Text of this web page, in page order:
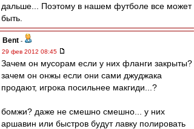
дальше... Поэтому в нашем футболе все может
быть.
Bent -
29 фев 2012 08:45
Зачем он мусорам если у них фланги закрыты?
зачем он онжы если они сами джуджака
продают, игрока посильнее макгиди...?
бомжи? даже не смешно смешно... у них
аршавин или быстров будут лавку полировать